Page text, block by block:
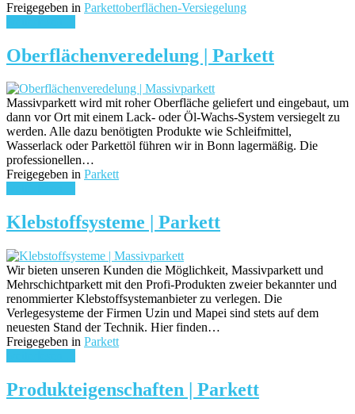
Freigegeben in Parkettoberflächen-Versiegelung
Oberflächenveredelung | Parkett
Massivparkett wird mit roher Oberfläche geliefert und eingebaut, um
dann vor Ort mit einem Lack- oder Öl-Wachs-System versiegelt zu
werden. Alle dazu benötigten Produkte wie Schleifmittel,
Wasserlack oder Parkettöl führen wir in Bonn lagermäßig. Die
professionellen…
Freigegeben in Parkett
Klebstoffsysteme | Parkett
Wir bieten unseren Kunden die Möglichkeit, Massivparkett und
Mehrschichtparkett mit den Profi-Produkten zweier bekannter und
renommierter Klebstoffsystemanbieter zu verlegen. Die
Verlegesysteme der Firmen Uzin und Mapei sind stets auf dem
neuesten Stand der Technik. Hier finden…
Freigegeben in Parkett
Produkteigenschaften | Parkett